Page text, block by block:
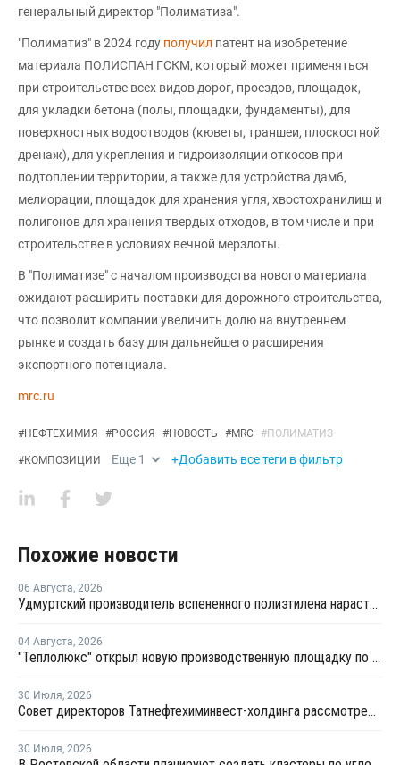
генеральный директор "Полиматиза".
"Полиматиз" в 2024 году получил патент на изобретение
материала ПОЛИСПАН ГСКМ, который может применяться
при строительстве всех видов дорог, проездов, площадок,
для укладки бетона (полы, площадки, фундаменты), для
поверхностных водоотводов (кюветы, траншеи, плоскостной
дренаж), для укрепления и гидроизоляции откосов при
подтоплении территории, а также для устройства дамб,
мелиорации, площадок для хранения угля, хвостохранилищ и
полигонов для хранения твердых отходов, в том числе и при
строительстве в условиях вечной мерзлоты.
В "Полиматизе" с началом производства нового материала
ожидают расширить поставки для дорожного строительства,
что позволит компании увеличить долю на внутреннем
рынке и создать базу для дальнейшего расширения
экспортного потенциала.
mrc.ru
#НЕФТЕХИМИЯ #РОССИЯ #НОВОСТЬ #MRC #ПОЛИМАТИЗ
#КОМПОЗИЦИИ Еще 1 +Добавить все теги в фильтр
Похожие новости
06 Августа, 2026
Удмуртский производитель вспененного полиэтилена нарастит выпуск на 15%
04 Августа, 2026
"Теплолюкс" открыл новую производственную площадку по выпуску инженерных систем
30 Июля, 2026
Совет директоров Татнефтехиминвест-холдинга рассмотрел инновационные решения для разных сфер экономики
30 Июля, 2026